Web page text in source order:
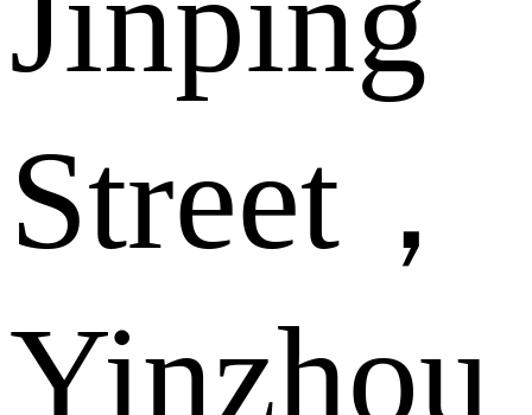
Street，
Yinzhou